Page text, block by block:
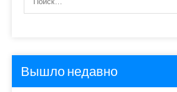
Вышло недавно